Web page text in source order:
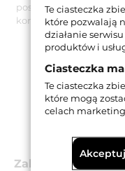
posiada
korpusu w czasie od
Zabezpieczenia
Te ciasteczka
które pozwalają
działanie
produktów i
Ciasteczka
Te ciasteczka
które mogą
celach